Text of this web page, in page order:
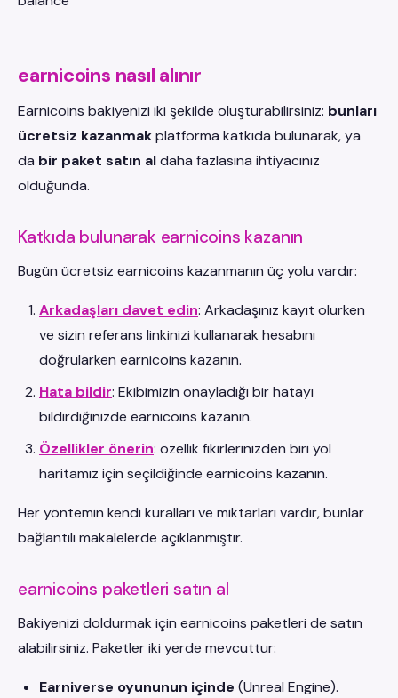
earnicoins nasıl alınır
Earnicoins bakiyenizi iki şekilde oluşturabilirsiniz: bunları
ücretsiz kazanmakplatforma katkıda bulunarak, ya
da bir paket satın aldaha fazlasına ihtiyacınız
olduğunda.
Katkıda bulunarak earnicoins kazanın
Bugün ücretsiz earnicoins kazanmanın üç yolu vardır:
Arkadaşları davet edin: Arkadaşınız kayıt olurken
ve sizin referans linkinizi kullanarak hesabını
doğrularken earnicoins kazanın.
Hata bildir: Ekibimizin onayladığı bir hatayı
bildirdiğinizde earnicoins kazanın.
Özellikler önerin: özellik fikirlerinizden biri yol
haritamız için seçildiğinde earnicoins kazanın.
Her yöntemin kendi kuralları ve miktarları vardır, bunlar
bağlantılı makalelerde açıklanmıştır.
earnicoins paketleri satın al
Bakiyenizi doldurmak için earnicoins paketleri de satın
alabilirsiniz. Paketler iki yerde mevcuttur:
Earniverse oyununun içinde (Unreal Engine).